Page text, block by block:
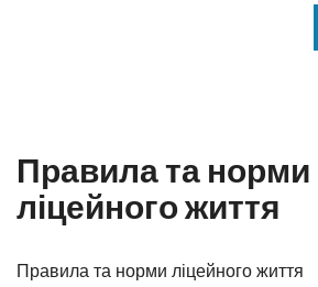
Правила та норми
ліцейного життя
Правила та норми ліцейного життя